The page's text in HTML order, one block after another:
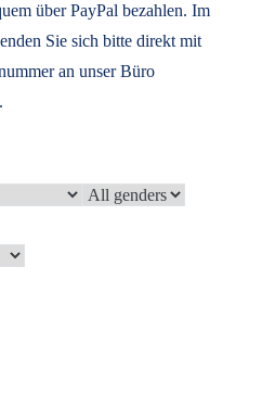
über PayPal bezahlen. Im
Sie sich bitte direkt mit
an unser Büro